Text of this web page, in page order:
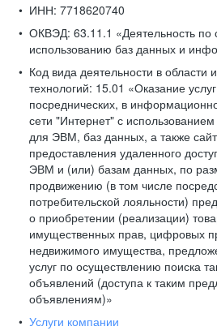
ИНН: 7718620740
ОКВЭД: 63.11.1 «Деятельность по
использованию баз данных и
Код вида деятельности в
технологий: 15.01 «Оказание
посреднических, в
сети "Интернет" с
для ЭВМ, баз данных, а также
предоставления удаленного
ЭВМ и (или) базам данных, по
продвижению (в том числе
потребительской лояльности)
о приобретении (реализации)
имущественных прав, цифровых
недвижимого имущества,
услуг по осуществлению поиска
объявлений (доступа к таким
объявлениям)»
Услуги компании